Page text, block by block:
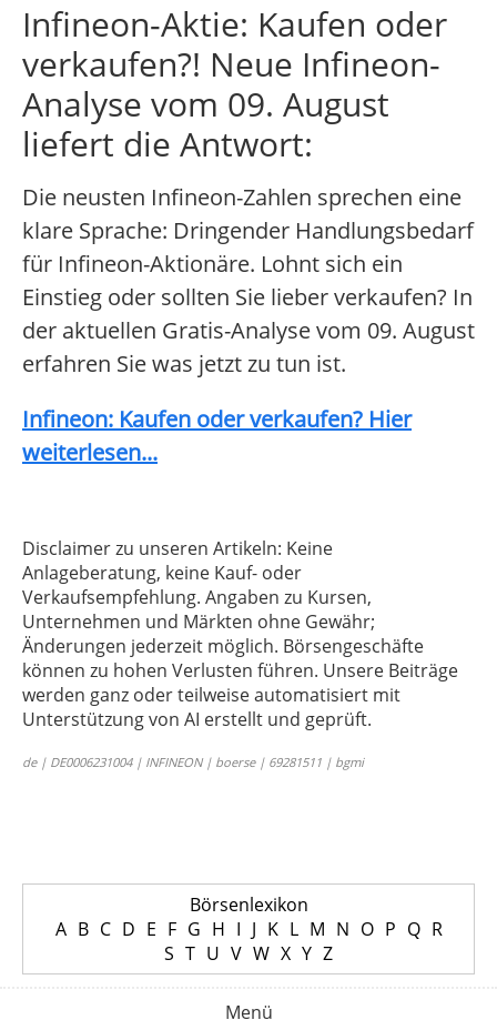
Infineon-Aktie: Kaufen oder
verkaufen?! Neue Infineon-
Analyse vom 09. August
liefert die Antwort:
Die neusten Infineon-Zahlen sprechen eine
klare Sprache: Dringender Handlungsbedarf
für Infineon-Aktionäre. Lohnt sich ein
Einstieg oder sollten Sie lieber verkaufen? In
der aktuellen Gratis-Analyse vom 09. August
erfahren Sie was jetzt zu tun ist.
Infineon: Kaufen oder verkaufen? Hier
weiterlesen...
Disclaimer zu unseren Artikeln: Keine
Anlageberatung, keine Kauf- oder
Verkaufsempfehlung. Angaben zu Kursen,
Unternehmen und Märkten ohne Gewähr;
Änderungen jederzeit möglich. Börsengeschäfte
können zu hohen Verlusten führen. Unsere Beiträge
werden ganz oder teilweise automatisiert mit
Unterstützung von AI erstellt und geprüft.
de | DE0006231004 | INFINEON | boerse | 69281511 | bgmi
Börsenlexikon
A B C D E F G H I J K L M N O P Q R
S T U V W X Y Z
Menü